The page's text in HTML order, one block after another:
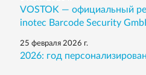
VOSTOK — официальный
inotec Barcode Security
25 февраля 2026 г.
2026: год